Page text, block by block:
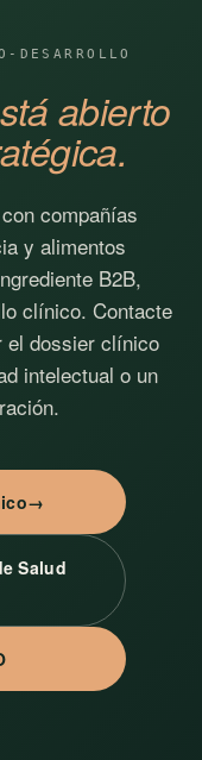
abierto
compañías
y alimentos
B2B,
clínico. Contacte
el dossier clínico
intelectual o un
Salud